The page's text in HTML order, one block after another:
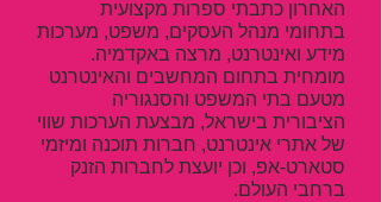
האחרון כתבתי ספרות מקצועית
בתחומי מנהל העסקים, משפט, מערכות
מידע ואינטרנט, מרצה באקדמיה.
מומחית בתחום המחשבים והאינטרנט
מטעם בתי המשפט והסנגוריה
הציבורית בישראל, מבצעת הערכות שווי
של אתרי אינטרנט, חברות תוכנה ומיזמי
סטארט-אפ, וכן יועצת לחברות הזנק
ברחבי העולם.